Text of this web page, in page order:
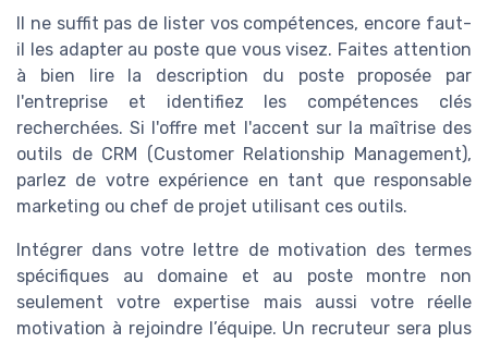
Il ne suffit pas de lister vos compétences, encore faut-
il les adapter au poste que vous visez. Faites attention
à bien lire la description du poste proposée par
l'entreprise et identifiez les compétences clés
recherchées. Si l'offre met l'accent sur la maîtrise des
outils de CRM (Customer Relationship Management),
parlez de votre expérience en tant que responsable
marketing ou chef de projet utilisant ces outils.
Intégrer dans votre lettre de motivation des termes
spécifiques au domaine et au poste montre non
seulement votre expertise mais aussi votre réelle
motivation à rejoindre l’équipe. Un recruteur sera plus